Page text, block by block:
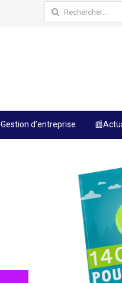
Rechercher :
Gestion d’entreprise